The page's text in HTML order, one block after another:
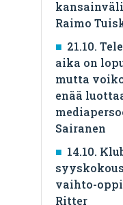
Raimo
21.10.
aika on
mutta
enää
Sairanen
14.10.
vaihto-
Ritter